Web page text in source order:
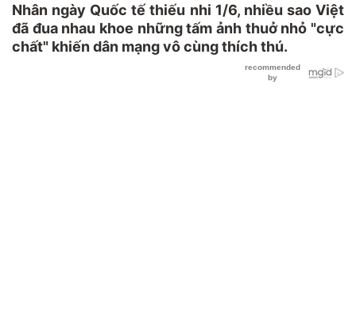
Nhân ngày Quốc tế thiếu nhi 1/6, nhiều sao Việt
đã đua nhau khoe những tấm ảnh thuở nhỏ "cực
chất" khiến dân mạng vô cùng thích thú.